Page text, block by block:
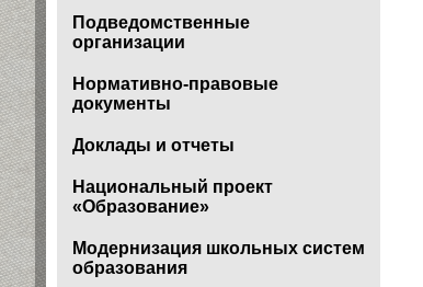
Подведомственные
организации
Нормативно-правовые
документы
Доклады и отчеты
Национальный проект
«Образование»
Модернизация школьных систем
образования